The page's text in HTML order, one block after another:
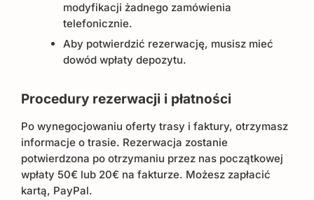
modyfikacji żadnego zamówienia
telefonicznie.
Aby potwierdzić rezerwację, musisz mieć
dowód wpłaty depozytu.
Procedury rezerwacji i płatności
Po wynegocjowaniu oferty trasy i faktury, otrzymasz
informacje o trasie. Rezerwacja zostanie
potwierdzona po otrzymaniu przez nas początkowej
wpłaty 50€ lub 20€ na fakturze. Możesz zapłacić
kartą, PayPal.